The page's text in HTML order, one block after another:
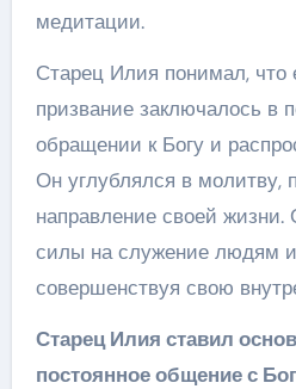
медитации.
Старец Илия понимал, что
призвание заключалось
обращении к Богу и
Он углублялся в молитву,
направление своей жизни.
силы на служение людям
совершенствуя свою
Старец Илия ставил
постоянное общение с